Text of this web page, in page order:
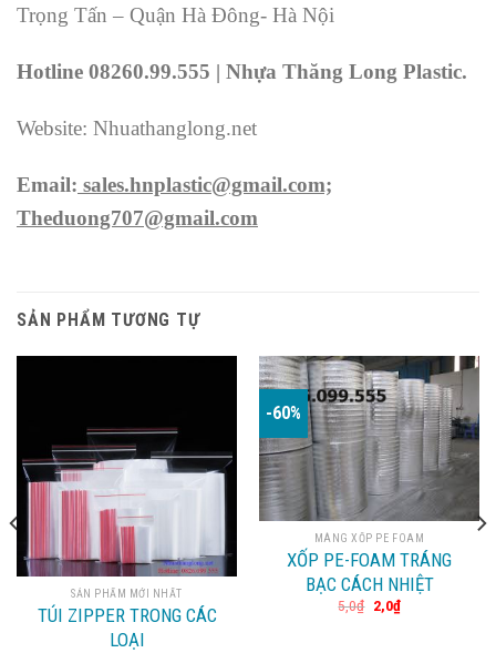
Trọng Tấn – Quận Hà Đông- Hà Nội
Hotline 08260.99.555 | Nhựa Thăng Long Plastic.
Website: Nhuathanglong.net
Email: sales.hnplastic@gmail.com;
Theduong707@gmail.com
SẢN PHẨM TƯƠNG TỰ
SẢN PHẨM MỚI NHẤT
TÚI ZIPPER TRONG CÁC
LOẠI
-60%
MÀNG XỐP PE FOAM
XỐP PE-FOAM TRÁNG
BẠC CÁCH NHIỆT
5,0₫ 2,0₫